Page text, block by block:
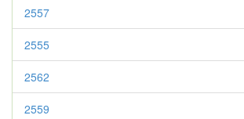
2557
2555
2562
2559